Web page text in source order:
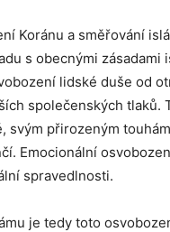
Koránu a směřování
s obecnými zásadami
lidské duše od
společenských tlaků.
svým přirozeným
Emocionální
spravedlnosti.
je tedy toto